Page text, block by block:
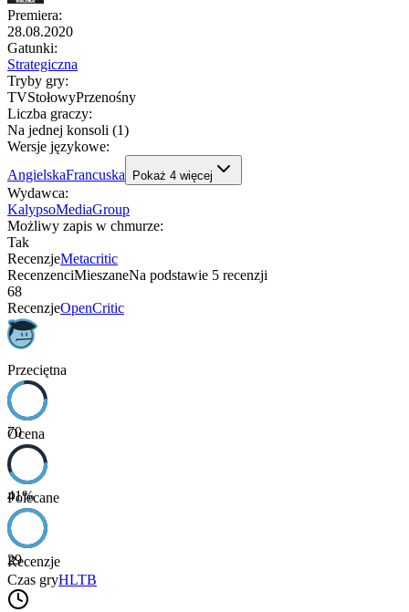
Premiera:
28.08.2020
Gatunki:
Strategiczna
Tryby gry:
TVStołowyPrzenośny
Liczba graczy:
Na jednej konsoli (1)
Wersje językowe:
AngielskaFrancuska Pokaż 4 więcej
Wydawca:
KalypsoMediaGroup
Możliwy zapis w chmurze:
Tak
RecenzjeMetacritic
RecenzenciMieszaneNa podstawie 5 recenzji
68
RecenzjeOpenCritic
Przeciętna
70
Ocena
41%
Polecane
29
Recenzje
Czas gryHLTB